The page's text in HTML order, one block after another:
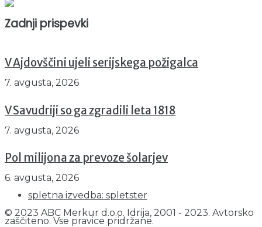
Zadnji prispevki
V Ajdovščini ujeli serijskega požigalca
7. avgusta, 2026
V Savudriji so ga zgradili leta 1818
7. avgusta, 2026
Pol milijona za prevoze šolarjev
6. avgusta, 2026
spletna izvedba: spletster
© 2023 ABC Merkur d.o.o. Idrija, 2001 - 2023. Avtorsko
zaščiteno. Vse pravice pridržane.